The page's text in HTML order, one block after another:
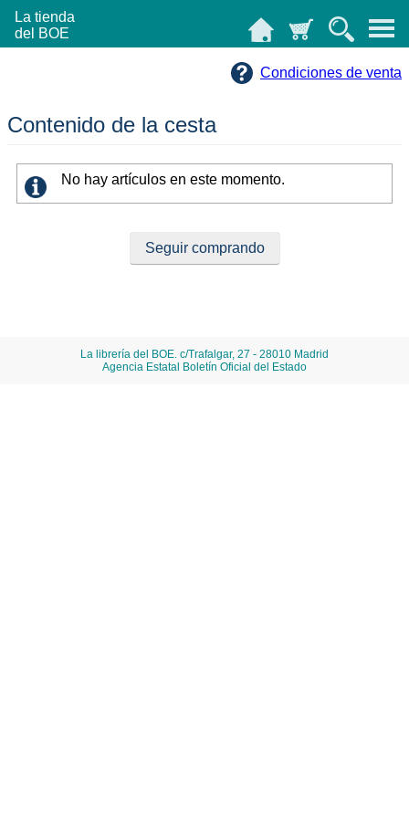
La tienda
del BOE
Condiciones de venta
Contenido de la cesta
No hay artículos en este momento.
La librería del BOE. c/Trafalgar, 27 - 28010 Madrid
Agencia Estatal Boletín Oficial del Estado